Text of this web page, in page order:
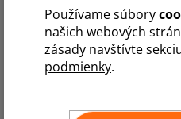
Používame súbory
našich webových
zásady navštívte
podmienky.
Zámek